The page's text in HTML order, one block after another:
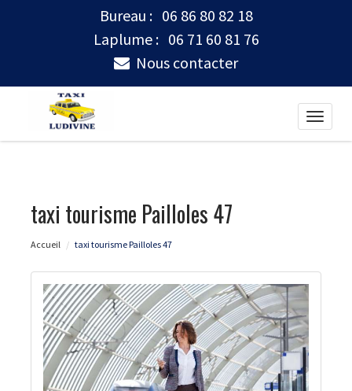
Bureau : 06 86 80 82 18
Laplume : 06 71 60 81 76
Nous contacter
Toggle
taxi tourisme Pailloles 47
Accueil taxi tourisme Pailloles 47